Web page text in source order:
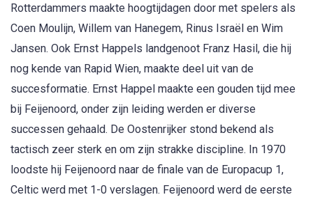
Rotterdammers maakte hoogtijdagen door met spelers als
Coen Moulijn, Willem van Hanegem, Rinus Israël en Wim
Jansen. Ook Ernst Happels landgenoot Franz Hasil, die hij
nog kende van Rapid Wien, maakte deel uit van de
succesformatie. Ernst Happel maakte een gouden tijd mee
bij Feijenoord, onder zijn leiding werden er diverse
successen gehaald. De Oostenrijker stond bekend als
tactisch zeer sterk en om zijn strakke discipline. In 1970
loodste hij Feijenoord naar de finale van de Europacup 1,
Celtic werd met 1-0 verslagen. Feijenoord werd de eerste